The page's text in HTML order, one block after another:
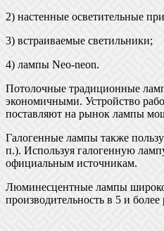
2) настенные осветительные
3) встраиваемые светильники;
4) лампы Neo-neon.
Потолочные традиционные
экономичными. Устройство
поставляют на рынок лампы
Галогенные лампы также
п.). Используя галогенную
официальным источникам.
Люминесцентные лампы широко
производительность в 5 и